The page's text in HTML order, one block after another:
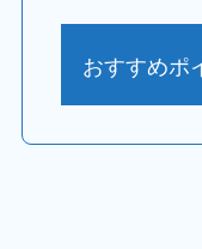
おすすめポ